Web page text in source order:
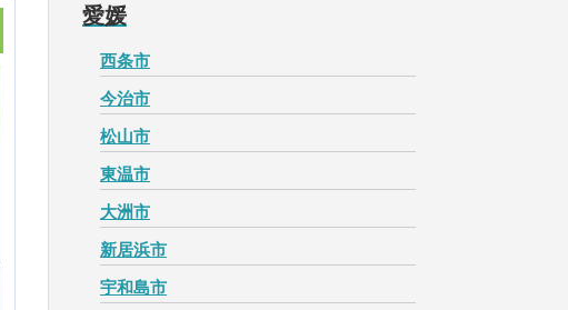
愛媛
西条市
今治市
松山市
東温市
大洲市
新居浜市
宇和島市